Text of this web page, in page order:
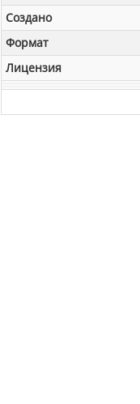
Создано
Формат
Лицензия